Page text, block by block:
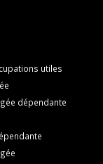
utiles
dépendante